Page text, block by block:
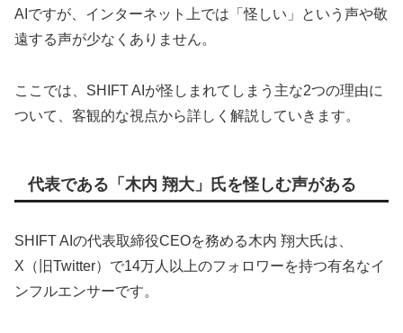
AIですが、インターネット上では「怪しい」という声や敬
遠する声が少なくありません。
ここでは、SHIFT AIが怪しまれてしまう主な2つの理由に
ついて、客観的な視点から詳しく解説していきます。
代表である「木内 翔大」氏を怪しむ声がある
SHIFT AIの代表取締役CEOを務める木内 翔大氏は、
X（旧Twitter）で14万人以上のフォロワーを持つ有名なイ
ンフルエンサーです。